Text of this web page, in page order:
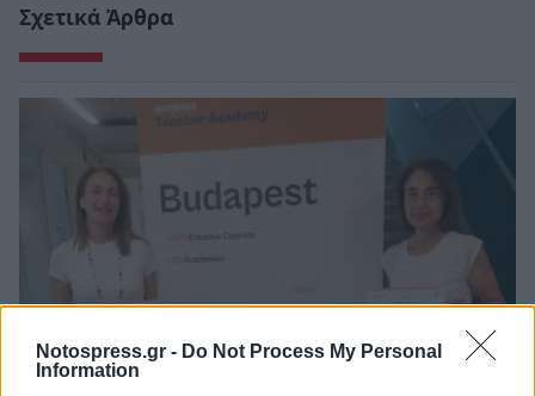
Notospress.gr - Do Not Process My Personal
Information
Σχετικά Άρθρα